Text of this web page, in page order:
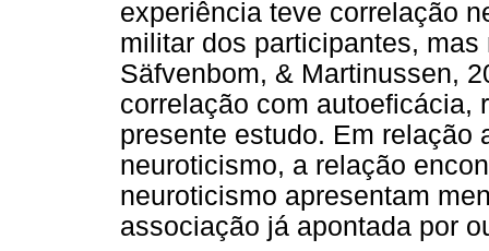
experiência teve correlação
militar dos participantes,
Säfvenbom, & Martinussen,
correlação com autoeficácia,
presente estudo. Em relação
neuroticismo, a relação
neuroticismo apresentam
associação já apontada por